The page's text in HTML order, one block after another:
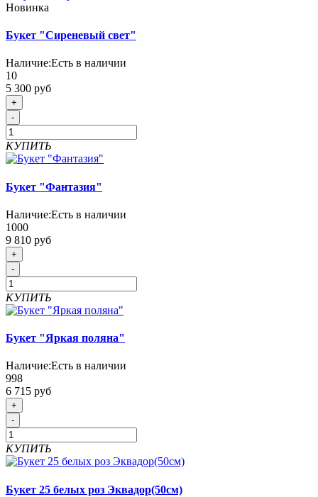
Новинка
Букет "Сиреневый свет"
Наличие:Есть в наличии
10
5 300 руб
+
-
КУПИТЬ
Букет "Фантазия"
Наличие:Есть в наличии
1000
9 810 руб
+
-
КУПИТЬ
Букет "Яркая поляна"
Наличие:Есть в наличии
998
6 715 руб
+
-
КУПИТЬ
Букет 25 белых роз Эквадор(50см)